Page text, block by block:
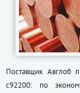
Поставщик Авглоб
c92200: по